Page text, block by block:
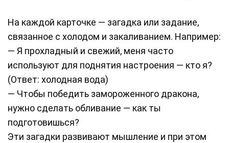
На каждой карточке — загадка или задание,
связанное с холодом и закаливанием. Например:
— Я прохладный и свежий, меня часто
используют для поднятия настроения — кто я?
(Ответ: холодная вода)
— Чтобы победить замороженного дракона,
нужно сделать обливание — как ты
подготовишься?
Эти загадки развивают мышление и при этом